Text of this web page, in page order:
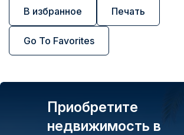
В избранное Печать
Go To Favorites
Приобретите
недвижимость в